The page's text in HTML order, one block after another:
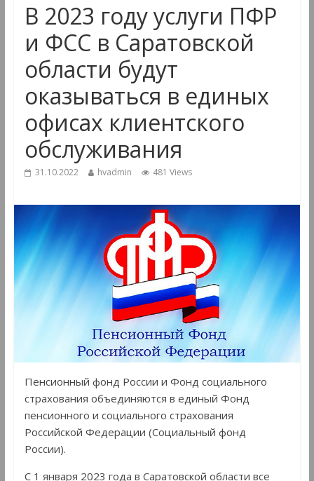
В 2023 году услуги ПФР
и ФСС в Саратовской
области будут
оказываться в единых
офисах клиентского
обслуживания
31.10.2022 hvadmin 481 Views
Пенсионный фонд России и Фонд социального
страхования объединяются в единый Фонд
пенсионного и социального страхования
Российской Федерации (Социальный фонд
России).
С 1 января 2023 года в Саратовской области все